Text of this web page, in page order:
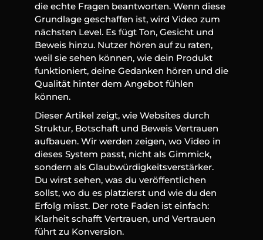
die echte Fragen beantworten. Wenn diese
Grundlage geschaffen ist, wird Video zum
nächsten Level. Es fügt Ton, Gesicht und
Beweis hinzu. Nutzer hören auf zu raten,
weil sie sehen können, wie dein Produkt
funktioniert, deine Gedanken hören und die
Qualität hinter dem Angebot fühlen
können.
Dieser Artikel zeigt, wie Websites durch
Struktur, Botschaft und Beweis Vertrauen
aufbauen. Wir werden zeigen, wo Video in
dieses System passt, nicht als Gimmick,
sondern als Glaubwürdigkeitsverstärker.
Du wirst sehen, was du veröffentlichen
sollst, wo du es platzierst und wie du den
Erfolg misst. Der rote Faden ist einfach:
Klarheit schafft Vertrauen, und Vertrauen
führt zu Konversion.